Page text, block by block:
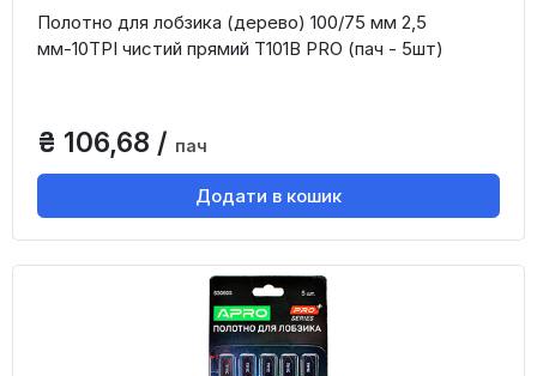
Полотно для лобзика (дерево) 100/75 мм 2,5
мм-10TPI чистий прямий T101B PRO (пач - 5шт)
₴ 106,68 / пач
Додати в кошик